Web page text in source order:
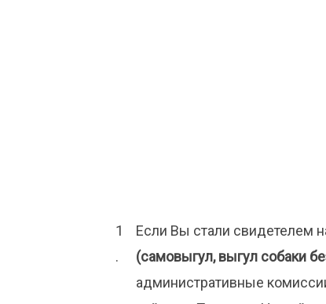
Если Вы стали свидетелем
(самовыгул, выгул собаки
административные